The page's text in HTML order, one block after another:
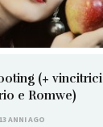
(+ vincitrici
e Romwe)
13 ANNI AGO